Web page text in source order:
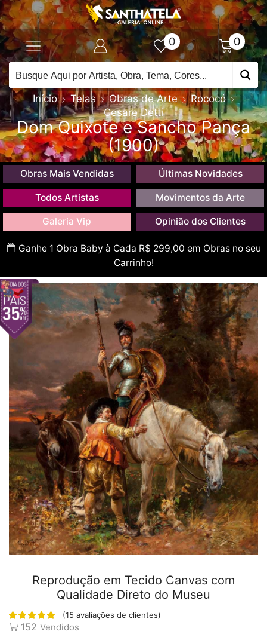
0 0
Início Telas Obras de Arte
Rococó
Cesare Detti
Dom Quixote e Sancho Pança
(1900)
Obras Mais Vendidas Últimas Novidades
Todos Artistas Movimentos da Arte
Galeria Vip Opinião dos Clientes
Ganhe 1 Obra Baby à Cada R$ 299,00 em Obras no seu
Carrinho!
Reprodução em Tecido Canvas com
Qualidade Direto do Museu
(15 avaliações de clientes)
152 Vendidos